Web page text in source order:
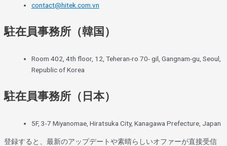
contact@hitek.com.vn
駐在員事務所（韓国）
Room 402, 4th floor, 12, Teheran-ro 70- gil, Gangnam-gu, Seoul,
Republic of Korea
駐在員事務所（日本）
5F, 3-7 Miyanomae, Hiratsuka City, Kanagawa Prefecture, Japan
登録すると、最新のアップデートや素晴らしいオファーが直接受信